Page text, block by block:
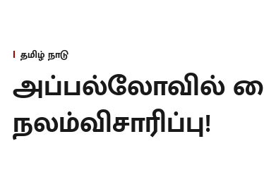
தமிழ் நாடு
அப்பல்லோவில்
நலம்விசாரிப்பு!